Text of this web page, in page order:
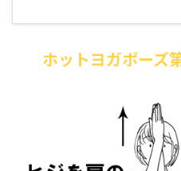
ホットヨガポーズ